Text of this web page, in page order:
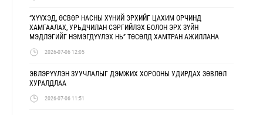
“ХҮҮХЭД, ӨСВӨР НАСНЫ ХҮНИЙ ЭРХИЙГ ЦАХИМ ОРЧИНД
ХАМГААЛАХ, УРЬДЧИЛАН СЭРГИЙЛЭХ БОЛОН ЭРХ ЗҮЙН
МЭДЛЭГИЙГ НЭМЭГДҮҮЛЭХ НЬ” ТӨСӨЛД ХАМТРАН АЖИЛЛАНА
2026-07-06 12:05
ЭВЛЭРҮҮЛЭН ЗУУЧЛАЛЫГ ДЭМЖИХ ХОРООНЫ УДИРДАХ ЗӨВЛӨЛ
ХУРАЛДЛАА
2026-07-06 11:51